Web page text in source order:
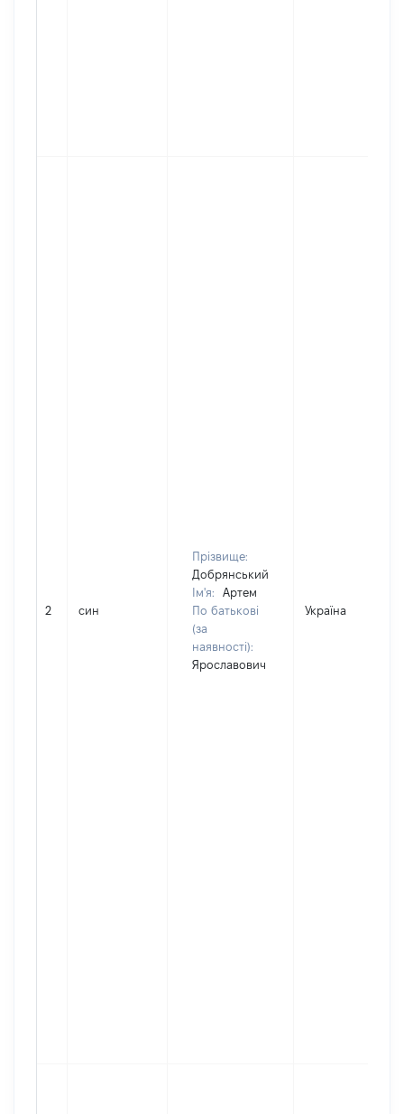
2 син
Прізвище:
Добрянський
Ім'я:
Артем
По батькові
(за
наявності):
Ярославович
Україна